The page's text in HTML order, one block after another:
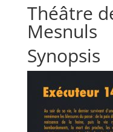
Théâtre
Mesnuls
Synopsis